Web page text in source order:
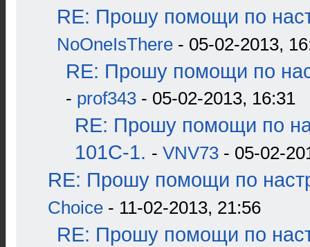
RE: Прошу помощи по
NoOneIsThere - 05-02-2013,
RE: Прошу помощи по
- prof343 - 05-02-2013, 16:31
RE: Прошу помощи по
101С-1. - VNV73 - 05-02-
RE: Прошу помощи по
Choice - 11-02-2013, 21:56
RE: Прошу помощи по